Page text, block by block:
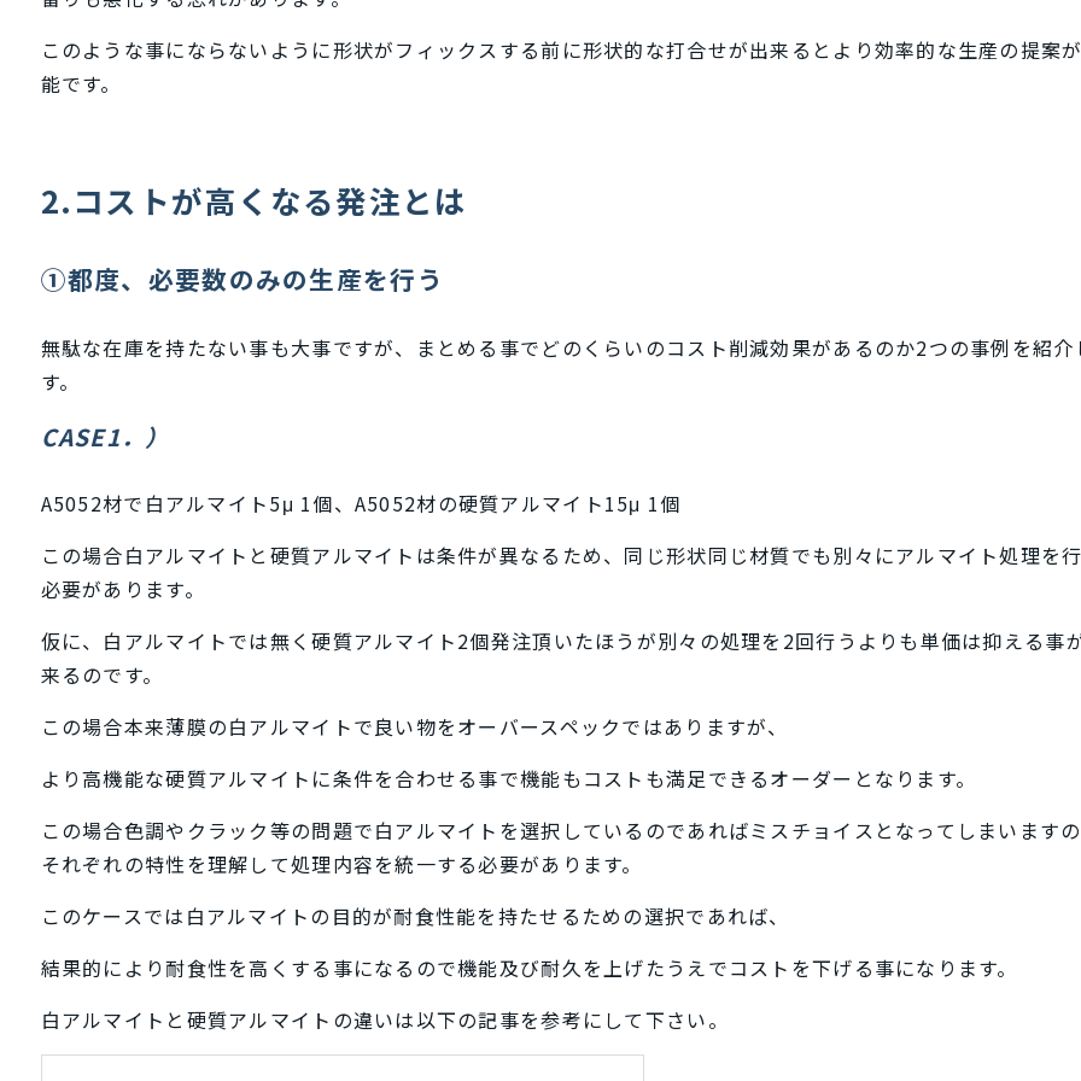
このような事にならないように形状がフィックスする前に形状的な打合せが出来るとより効率的な生産の提案
能です。
2.コストが高くなる発注とは
①都度、必要数のみの生産を行う
無駄な在庫を持たない事も大事ですが、まとめる事でどのくらいのコスト削減効果があるのか2つの事例を紹介
す。
CASE1．）
A5052材で白アルマイト5μ 1個、A5052材の硬質アルマイト15μ 1個
この場合白アルマイトと硬質アルマイトは条件が異なるため、同じ形状同じ材質でも別々にアルマイト処理を
必要があります。
仮に、白アルマイトでは無く硬質アルマイト2個発注頂いたほうが別々の処理を2回行うよりも単価は抑える事
来るのです。
この場合本来薄膜の白アルマイトで良い物をオーバースペックではありますが、
より高機能な硬質アルマイトに条件を合わせる事で機能もコストも満足できるオーダーとなります。
この場合色調やクラック等の問題で白アルマイトを選択しているのであればミスチョイスとなってしまいます
それぞれの特性を理解して処理内容を統一する必要があります。
このケースでは白アルマイトの目的が耐食性能を持たせるための選択であれば、
結果的により耐食性を高くする事になるので機能及び耐久を上げたうえでコストを下げる事になります。
白アルマイトと硬質アルマイトの違いは以下の記事を参考にして下さい。